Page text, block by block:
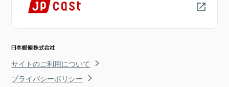
サイトのご利用について
プライバシーポリシー